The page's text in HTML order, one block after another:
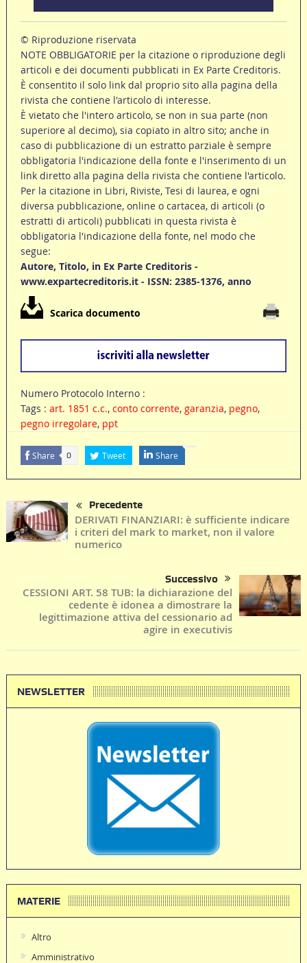
© Riproduzione riservata
NOTE OBBLIGATORIE per la citazione o riproduzione degli
articoli e dei documenti pubblicati in Ex Parte Creditoris.
È consentito il solo link dal proprio sito alla pagina della
rivista che contiene l'articolo di interesse.
È vietato che l'intero articolo, se non in sua parte (non
superiore al decimo), sia copiato in altro sito; anche in
caso di pubblicazione di un estratto parziale è sempre
obbligatoria l'indicazione della fonte e l'inserimento di un
link diretto alla pagina della rivista che contiene l'articolo.
Per la citazione in Libri, Riviste, Tesi di laurea, e ogni
diversa pubblicazione, online o cartacea, di articoli (o
estratti di articoli) pubblicati in questa rivista è
obbligatoria l'indicazione della fonte, nel modo che
segue:
Autore, Titolo, in Ex Parte Creditoris -
www.expartecreditoris.it - ISSN: 2385-1376, anno
Scarica documento
Numero Protocolo Interno :
Tags : art. 1851 c.c., conto corrente, garanzia, pegno,
pegno irregolare, ppt
Share 0 Tweet Share
Precedente
DERIVATI FINANZIARI: è sufficiente indicare
i criteri del mark to market, non il valore
numerico
Successivo
CESSIONI ART. 58 TUB: la dichiarazione del
cedente è idonea a dimostrare la
legittimazione attiva del cessionario ad
agire in executivis
NEWSLETTER
MATERIE
Altro
Amministrativo